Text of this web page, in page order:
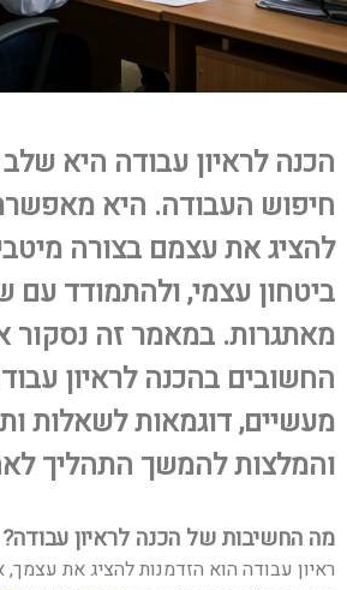
הכנה לראיון עבודה היא
חיפוש העבודה. היא
להציג את עצמם בצורה
ביטחון עצמי, ולהתמודד עם
מאתגרות. במאמר זה נסקור
החשובים בהכנה לראיון
מעשיים, דוגמאות לשאלות
והמלצות להמשך התהליך
מה החשיבות של הכנה לראיון עבודה?
ראיון עבודה הוא הזדמנות להציג את עצמך,